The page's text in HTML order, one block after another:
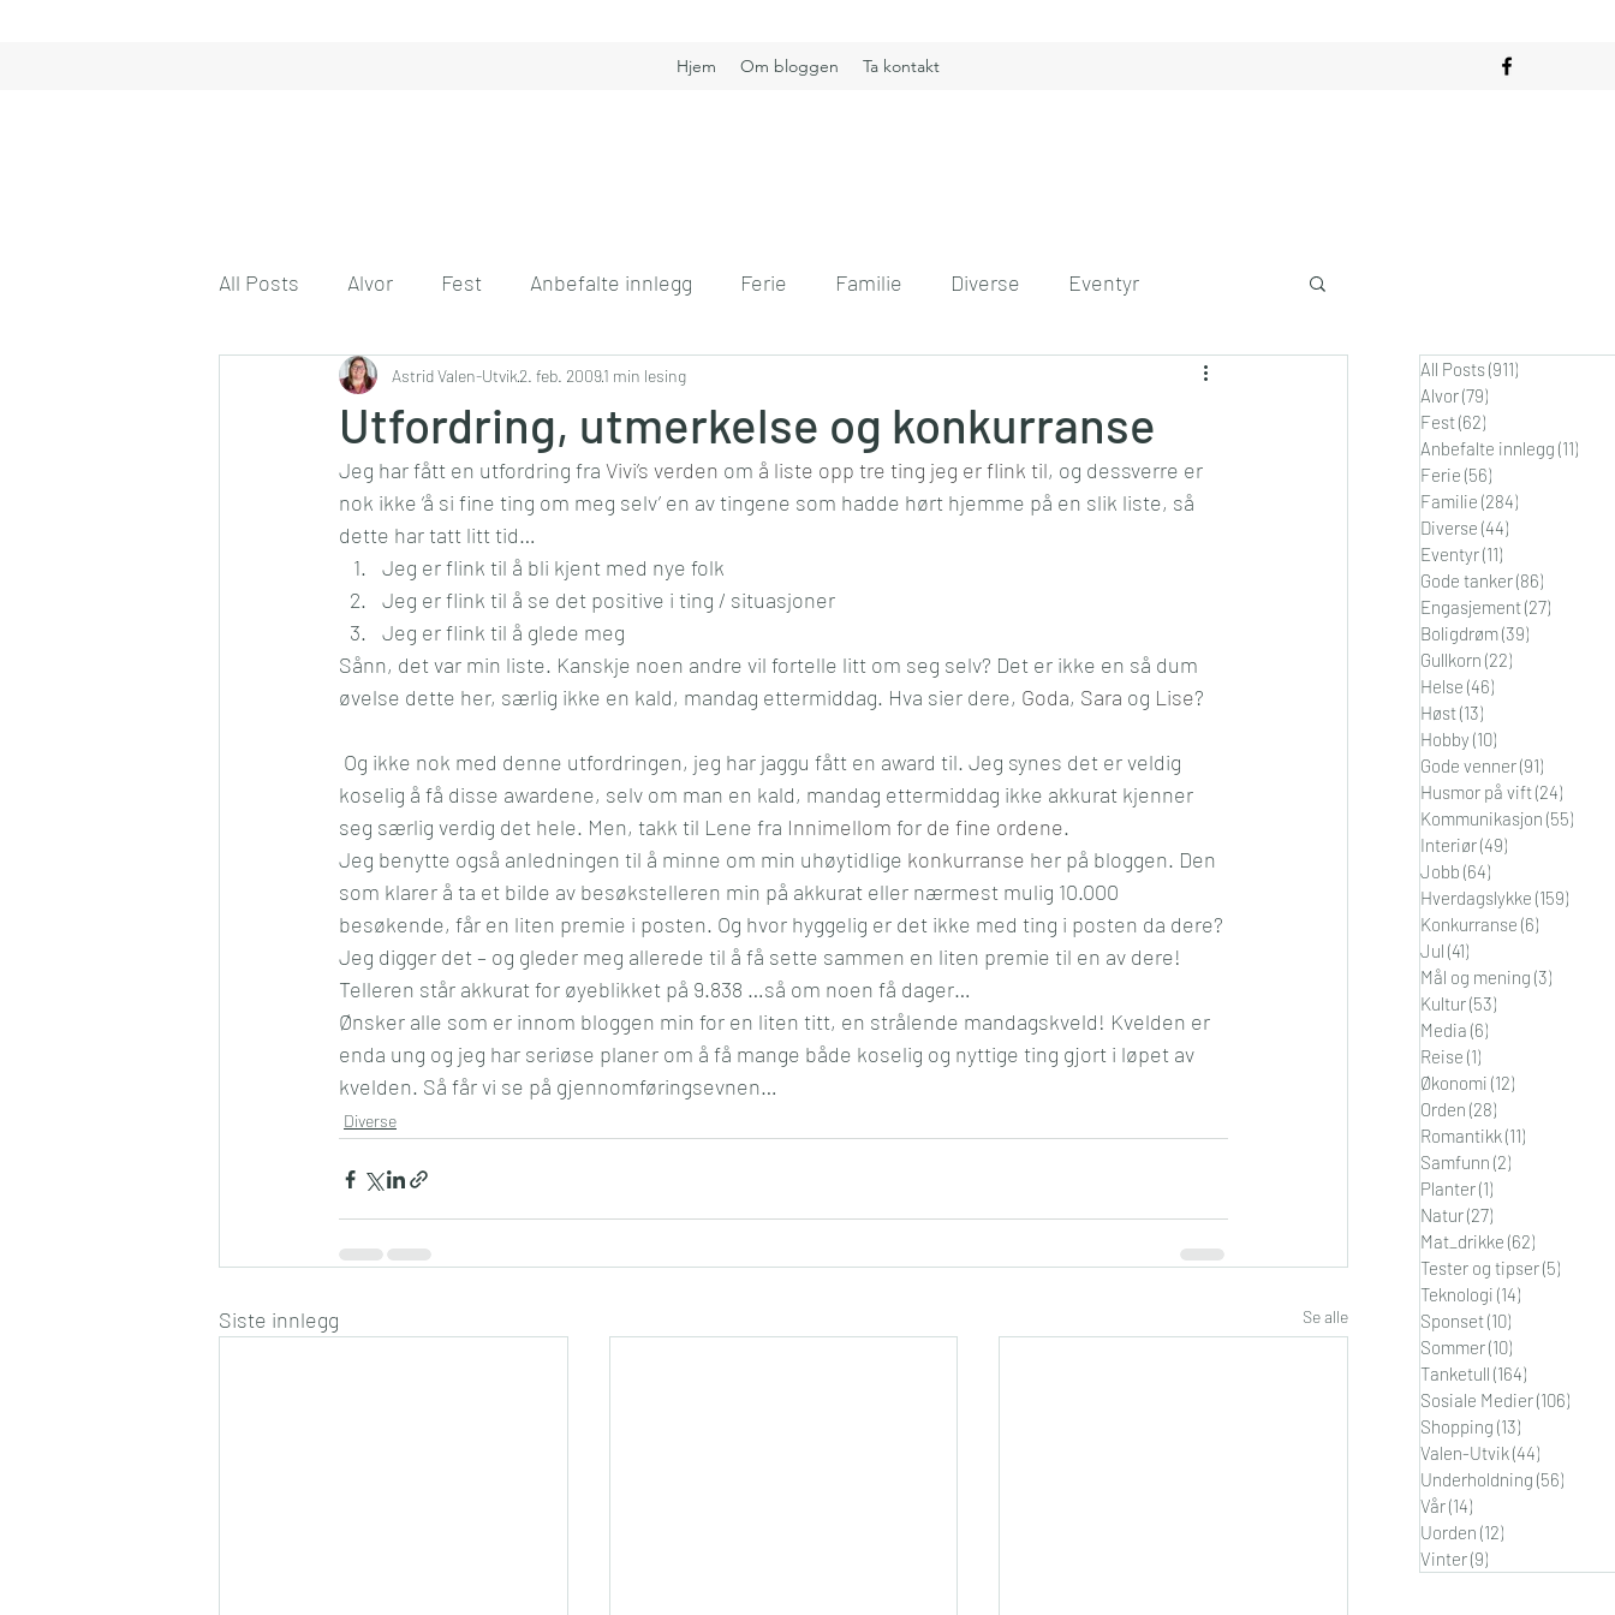
Hjem Om bloggen Ta kontakt
All Posts Alvor Fest Anbefalte innlegg Ferie Familie Diverse Eventyr
Gode tanker Engasjement Boligdrøm
Gode venner Husmor på vift Kommunikasjon Interiør Jobb Hverdagslykke
Konkurranse Jul Mål og mening Kultur
Romantikk Samfunn
Utfordring, utmerkelse og konkurranse
Astrid Valen-Utvik2. feb. 20091 min lesing
Jeg har fått en utfordring fra Vivi’s verden om å liste opp tre ting jeg er flink til, og dessverre er
nok ikke ‘å si fine ting om meg selv’ en av tingene som hadde hørt hjemme på en slik liste, så
dette har tatt litt tid…
Jeg er flink til å bli kjent med nye folk
Jeg er flink til å se det positive i ting / situasjoner
Jeg er flink til å glede meg
Sånn, det var min liste. Kanskje noen andre vil fortelle litt om seg selv? Det er ikke en så dum
øvelse dette her, særlig ikke en kald, mandag ettermiddag. Hva sier dere, Goda, Sara og Lise?
koselig å få disse awardene, selv om man en kald, mandag ettermiddag ikke akkurat kjenner
seg særlig verdig det hele. Men, takk til Lene fra Innimellom for de fine ordene.
Jeg benytte også anledningen til å minne om min uhøytidlige konkurranse her på bloggen. Den
som klarer å ta et bilde av besøkstelleren min på akkurat eller nærmest mulig 10.000
besøkende, får en liten premie i posten. Og hvor hyggelig er det ikke med ting i posten da dere?
Jeg digger det – og gleder meg allerede til å få sette sammen en liten premie til en av dere!
Telleren står akkurat for øyeblikket på 9.838 …så om noen få dager…
Ønsker alle som er innom bloggen min for en liten titt, en strålende mandagskveld! Kvelden er
enda ung og jeg har seriøse planer om å få mange både koselig og nyttige ting gjort i løpet av
kvelden. Så får vi se på gjennomføringsevnen…
Diverse
Siste innlegg Se alle
All Posts(911)
Alvor(79)
Fest(62)
Anbefalte innlegg (11)
Ferie (56)
Familie (284)
Diverse (44)
Eventyr(11)
Gode tanker(86)
Engasjement(27)
Boligdrøm(39)
Gullkorn (22)
Helse (46)
Høst(13)
Hobby (10)
Gode venner(91)
Husmor på vift(24)
Kommunikasjon (55)
Interiør(49)
Jobb (64)
Hverdagslykke (159)
Konkurranse (6)
Jul (41)
Mål og mening (3)
Kultur(53)
Media (6)
Reise (1)
Økonomi (12)
Orden (28)
Romantikk(11)
Samfunn (2)
Planter(1)
Natur(27)
Mat_drikke (62)
Tester og tipser(5)
Teknologi (14)
Sponset(10)
Sommer(10)
Tanketull (164)
Sosiale Medier(106)
Shopping (13)
Valen-Utvik(44)
Underholdning (56)
Vår(14)
Uorden (12)
Vinter(9)